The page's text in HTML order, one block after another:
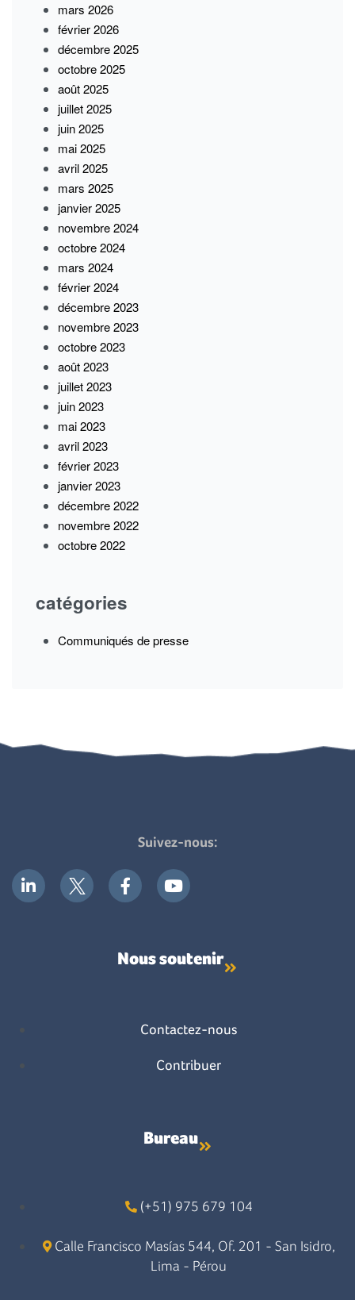
mars 2026
février 2026
décembre 2025
octobre 2025
août 2025
juillet 2025
juin 2025
mai 2025
avril 2025
mars 2025
janvier 2025
novembre 2024
octobre 2024
mars 2024
février 2024
décembre 2023
novembre 2023
octobre 2023
août 2023
juillet 2023
juin 2023
mai 2023
avril 2023
février 2023
janvier 2023
décembre 2022
novembre 2022
octobre 2022
catégories
Communiqués de presse
Suivez-nous:
Nous soutenir
Contactez-nous
Contribuer
Bureau
(+51) 975 679 104
Calle Francisco Masías 544, Of. 201 - San Isidro,
Lima - Pérou